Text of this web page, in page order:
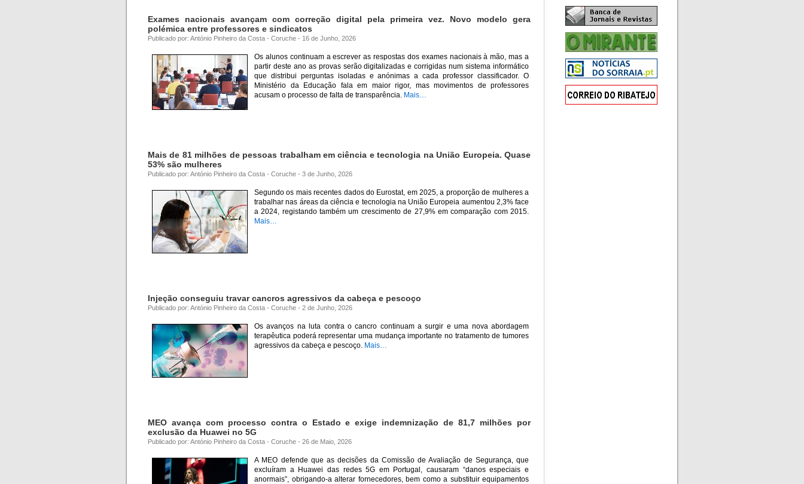
Exames nacionais avançam com correção digital pela primeira vez. Novo modelo gera
polémica entre professores e sindicatos
Publicado por: António Pinheiro da Costa - Coruche - 16 de Junho, 2026
Os alunos continuam a escrever as respostas dos exames nacionais à mão, mas a
partir deste ano as provas serão digitalizadas e corrigidas num sistema informático
que distribui perguntas isoladas e anónimas a cada professor classificador. O
Ministério da Educação fala em maior rigor, mas movimentos de professores
acusam o processo de falta de transparência. Mais…
Mais de 81 milhões de pessoas trabalham em ciência e tecnologia na União Europeia. Quase
53% são mulheres
Publicado por: António Pinheiro da Costa - Coruche - 3 de Junho, 2026
Segundo os mais recentes dados do Eurostat, em 2025, a proporção de mulheres a
trabalhar nas áreas da ciência e tecnologia na União Europeia aumentou 2,3% face
a 2024, registando também um crescimento de 27,9% em comparação com 2015.
Mais…
Injeção conseguiu travar cancros agressivos da cabeça e pescoço
Publicado por: António Pinheiro da Costa - Coruche - 2 de Junho, 2026
Os avanços na luta contra o cancro continuam a surgir e uma nova abordagem
terapêutica poderá representar uma mudança importante no tratamento de tumores
agressivos da cabeça e pescoço. Mais…
MEO avança com processo contra o Estado e exige indemnização de 81,7 milhões por
exclusão da Huawei no 5G
Publicado por: António Pinheiro da Costa - Coruche - 26 de Maio, 2026
A MEO defende que as decisões da Comissão de Avaliação de Segurança, que
excluíram a Huawei das redes 5G em Portugal, causaram “danos especiais e
anormais”, obrigando-a alterar fornecedores, bem como a substituir equipamentos